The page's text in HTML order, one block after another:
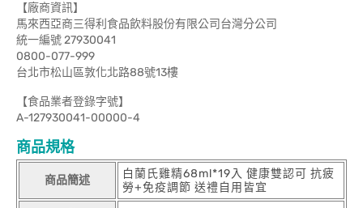
【廠商資訊】
馬來西亞商三得利食品飲料股份有限公司台灣分公司
統一編號 27930041
0800-077-999
台北市松山區敦化北路88號13樓
【食品業者登錄字號】
A-127930041-00000-4
商品規格
商品簡述
白蘭氏雞精68ml*19入 健康雙認可 抗疲
勞+免疫調節 送禮自用皆宜